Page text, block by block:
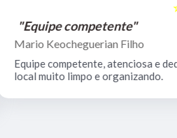
"Equipe competente"
Mario Keocheguerian Filho
Equipe competente, atenciosa e
local muito limpo e organizando.